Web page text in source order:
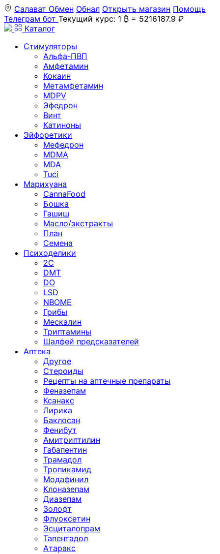
Салават Обмен Обнал Открыть магазин Помощь
Телеграм бот Текущий курс: 1 ₿ = 5216187.9 ₽
Каталог
Стимуляторы
Альфа-ПВП
Амфетамин
Кокаин
Метамфетамин
MDPV
Эфедрон
Винт
Катиноны
Эйфоретики
Мефедрон
MDMA
MDA
Tuci
Марихуана
CannaFood
Бошка
Гашиш
Масло/экстракты
План
Семена
Психоделики
2C
DMT
DO
LSD
NBOME
Грибы
Мескалин
Триптамины
Шалфей предсказателей
Аптека
Другое
Стероиды
Рецепты на аптечные препараты
Феназепам
Ксанакс
Лирика
Баклосан
Фенибут
Амитриптилин
Габапентин
Трамадол
Тропикамид
Модафинил
Клоназепам
Диазепам
Золофт
Флуоксетин
Эсциталопрам
Тапентадол
Атаракс